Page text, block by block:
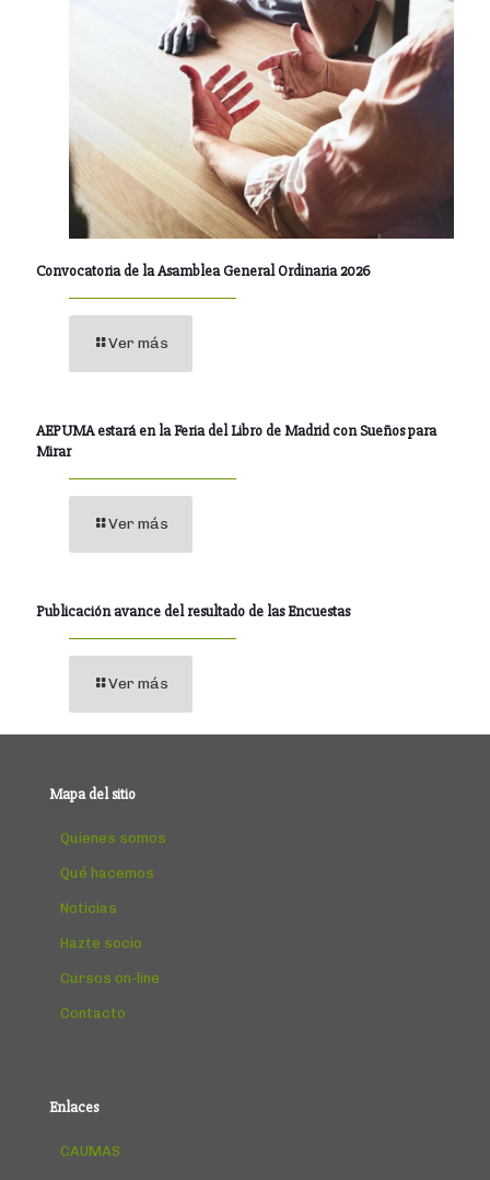
Convocatoria de la Asamblea General Ordinaria 2026
Ver más
AEPUMA estará en la Feria del Libro de Madrid con Sueños para
Mirar
Ver más
Publicación avance del resultado de las Encuestas
Ver más
Mapa del sitio
Quienes somos
Qué hacemos
Noticias
Hazte socio
Cursos on-line
Contacto
Enlaces
CAUMAS